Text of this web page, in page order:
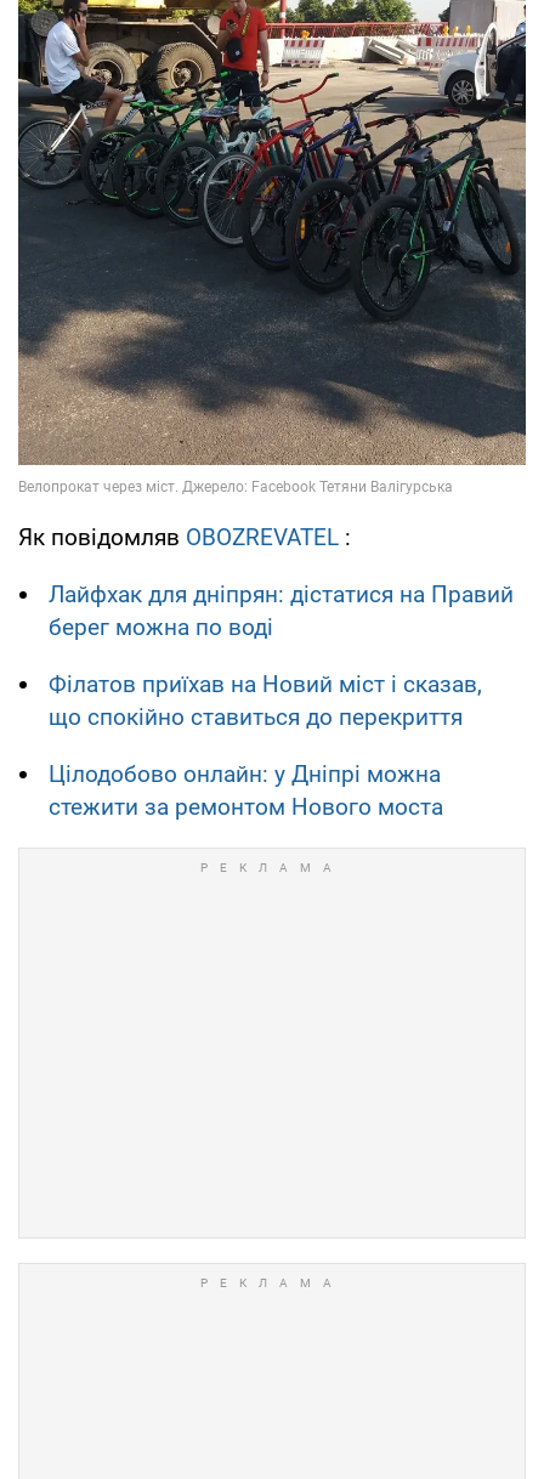
Як повідомляв OBOZREVATEL :
Лайфхак для дніпрян: дістатися на Правий
берег можна по воді
Філатов приїхав на Новий міст і сказав,
що спокійно ставиться до перекриття
Цілодобово онлайн: у Дніпрі можна
стежити за ремонтом Нового моста